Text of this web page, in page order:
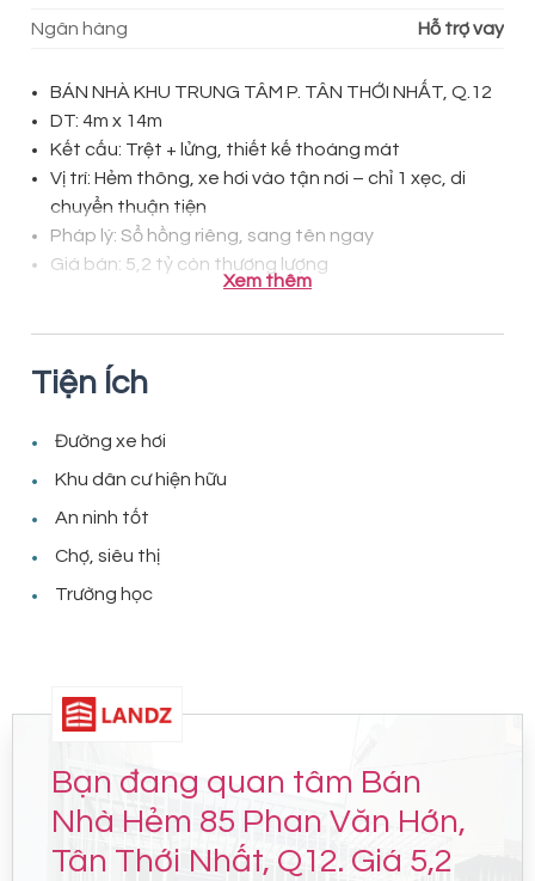
Ngân hàng Hỗ trợ vay
BÁN NHÀ KHU TRUNG TÂM P. TÂN THỚI NHẤT, Q.12
DT: 4m x 14m
Kết cấu: Trệt + lửng, thiết kế thoáng mát
Vị trí: Hẻm thông, xe hơi vào tận nơi – chỉ 1 xẹc, di
chuyển thuận tiện
Pháp lý: Sổ hồng riêng, sang tên ngay
Giá bán: 5,2 tỷ còn thương lượng
Xem thêm
Tiện Ích
Đường xe hơi
Khu dân cư hiện hữu
An ninh tốt
Chợ, siêu thị
Trường học
Bạn đang quan tâm Bán
Nhà Hẻm 85 Phan Văn Hớn,
Tân Thới Nhất, Q12. Giá 5,2